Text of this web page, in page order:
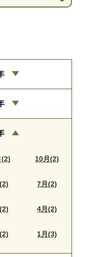
(2) 10月(2)
7月(2)
4月(2)
1月(3)